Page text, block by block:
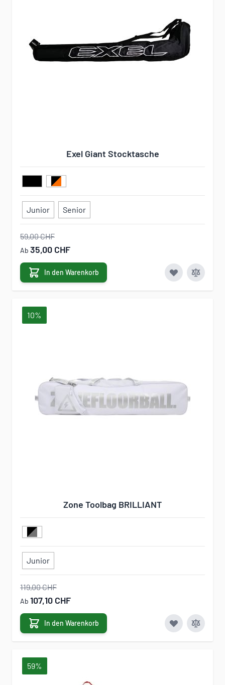
Exel Giant Stocktasche
Junior Senior
59,00 CHF
Ab 35,00 CHF
In den Warenkorb
10%
Zone Toolbag BRILLIANT
Junior
119,00 CHF
Ab 107,10 CHF
In den Warenkorb
59%